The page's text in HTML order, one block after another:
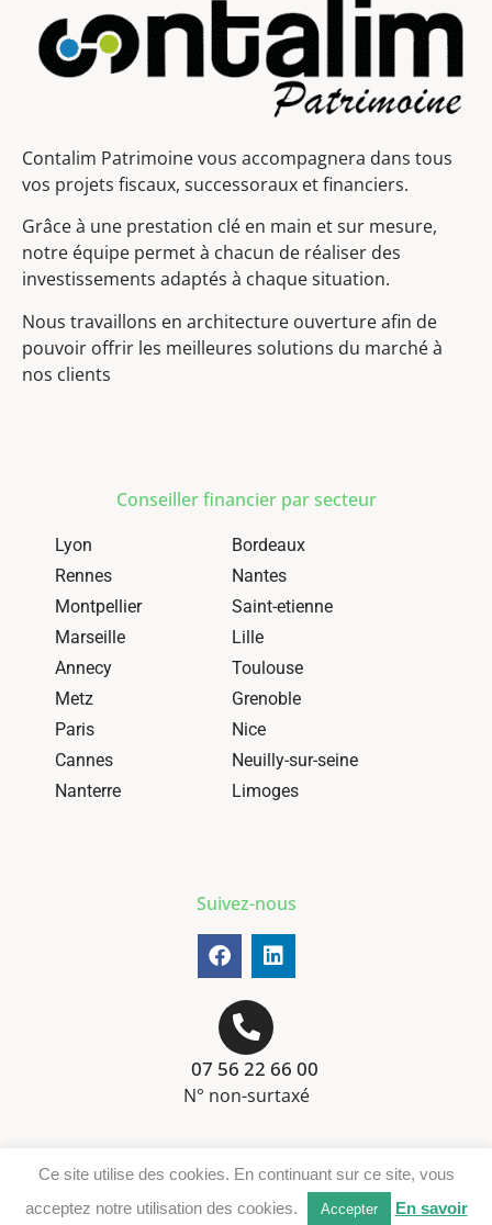
Contalim Patrimoine vous accompagnera dans tous
vos projets fiscaux, successoraux et financiers.
Grâce à une prestation clé en main et sur mesure,
notre équipe permet à chacun de réaliser des
investissements adaptés à chaque situation.
Nous travaillons en architecture ouverture afin de
pouvoir offrir les meilleures solutions du marché à
nos clients
Conseiller financier par secteur
Lyon
Bordeaux
Rennes
Nantes
Montpellier
Saint-etienne
Marseille
Lille
Annecy
Toulouse
Metz
Grenoble
Paris
Nice
Cannes
Neuilly-sur-seine
Nanterre
Limoges
Suivez-nous
07 56 22 66 00
N° non-surtaxé
Téléchargement DER
Ce site utilise des cookies. En continuant sur ce site, vous
acceptez notre utilisation des cookies.
Accepter En savoir